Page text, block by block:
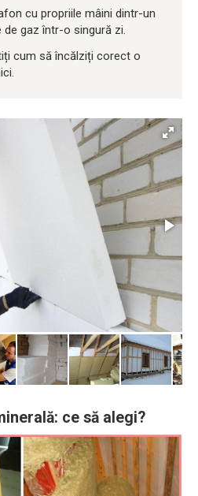
cu propriile mâini dintr-un
gaz într-o singură zi.
cum să încălziți corect o
ce să alegi?